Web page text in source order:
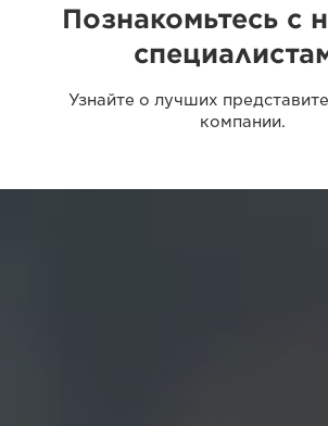
Познакомьтесь с
Узнайте о лучших
компании.